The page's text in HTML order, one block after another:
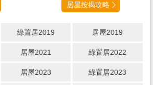
居屋按揭攻略
綠置居2019 居屋2019
居屋2021 綠置居2022
居屋2023 綠置居2023